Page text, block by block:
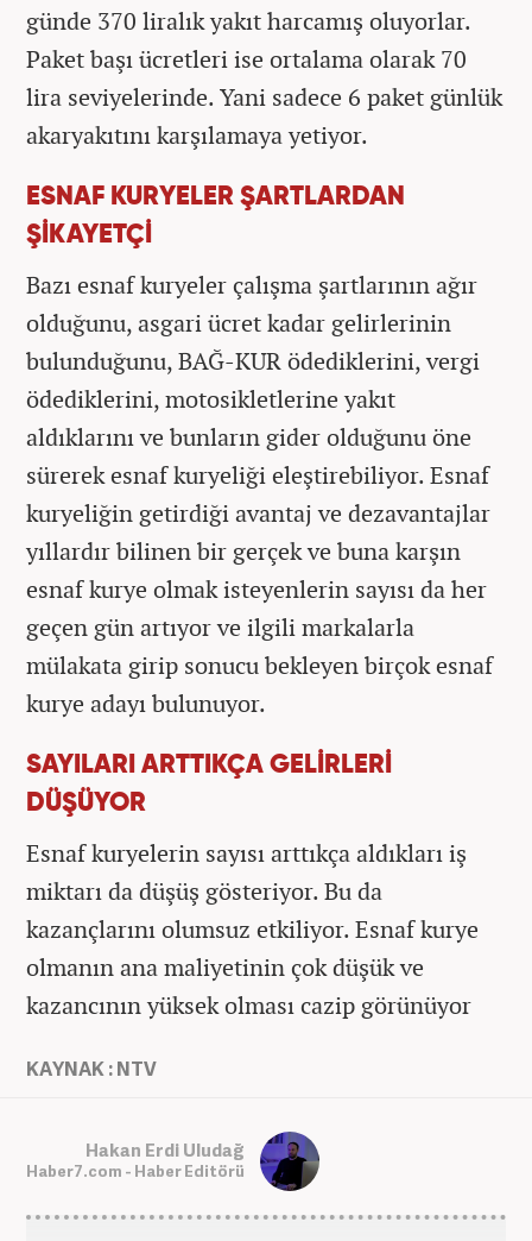
günde 370 liralık yakıt harcamış oluyorlar.
Paket başı ücretleri ise ortalama olarak 70
lira seviyelerinde. Yani sadece 6 paket günlük
akaryakıtını karşılamaya yetiyor.
ESNAF KURYELER ŞARTLARDAN
ŞİKAYETÇİ
Bazı esnaf kuryeler çalışma şartlarının ağır
olduğunu, asgari ücret kadar gelirlerinin
bulunduğunu, BAĞ-KUR ödediklerini, vergi
ödediklerini, motosikletlerine yakıt
aldıklarını ve bunların gider olduğunu öne
sürerek esnaf kuryeliği eleştirebiliyor. Esnaf
kuryeliğin getirdiği avantaj ve dezavantajlar
yıllardır bilinen bir gerçek ve buna karşın
esnaf kurye olmak isteyenlerin sayısı da her
geçen gün artıyor ve ilgili markalarla
mülakata girip sonucu bekleyen birçok esnaf
kurye adayı bulunuyor.
SAYILARI ARTTIKÇA GELİRLERİ
DÜŞÜYOR
Esnaf kuryelerin sayısı arttıkça aldıkları iş
miktarı da düşüş gösteriyor. Bu da
kazançlarını olumsuz etkiliyor. Esnaf kurye
olmanın ana maliyetinin çok düşük ve
kazancının yüksek olması cazip görünüyor
KAYNAK : NTV
Hakan Erdi Uludağ
Haber7.com - Haber Editörü